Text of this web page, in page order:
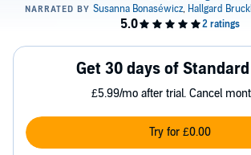
Get 30 days of
£5.99/mo after trial. Cancel
Try for £0.00